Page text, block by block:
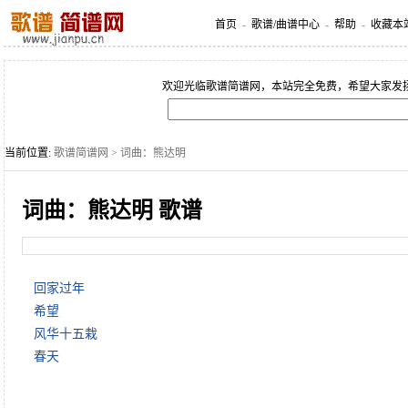
首页 - 歌谱/曲谱中心 - 帮助 - 收藏本
欢迎光临歌谱简谱网，本站完全免费，希望大家发
当前位置: 歌谱简谱网 > 词曲：熊达明
词曲：熊达明 歌谱
回家过年
希望
风华十五栽
春天